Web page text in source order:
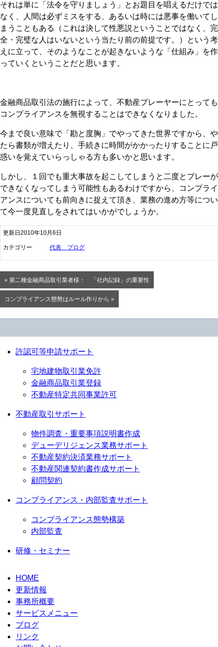
それは単に「法令を守りましょう」とお題目を唱えるだけでは
なく、人間は必ずミスをする、あるいは時には悪事を働いてし
まうこともある（これは決して性悪説ということではなく、完
全・完璧な人はいないという当たり前の前提です。）という考
えに立って、そのようなことが起きないような「仕組み」を作
っていくということだと思います。
金融商品取引法の施行によって、不動産プレーヤーにとっても
コンプライアンスを無視することはできなくなりました。
今まで良い意味で「勘と度胸」でやってきた世界ですから、や
たら書類が増えたり、手続きに時間がかかったりすることに戸
惑いを覚えていらっしゃる方も多いかと思います。
しかし、１回でも重大事故を起こしてしまうと二度とプレーが
できなくなってしまう可能性もあるわけですから、コンプライ
アンスについても前向きに捉えて頂き、業務の進め方等につい
て今一度見直しをされてはいかがでしょうか。
更新日2010年10月6日
カテゴリー 代表 ブログ
« 第二種金融商品取引業者様： 「社内記録」の重要性
コンプライアンス態勢はルール作りから »
許認可等申請サポート
宅地建物取引業免許
金融商品取引業登録
不動産特定共同事業許可
不動産取引サポート
物件調査・重要事項説明書作成
デューデリジェンス業務サポート
不動産契約決済業務サポート
不動産関連契約書作成サポート
顧問契約
コンプライアンス・内部監査サポート
コンプライアンス態勢構築
内部監査
研修・セミナー
HOME
更新情報
事務所概要
サービスメニュー
ブログ
リンク